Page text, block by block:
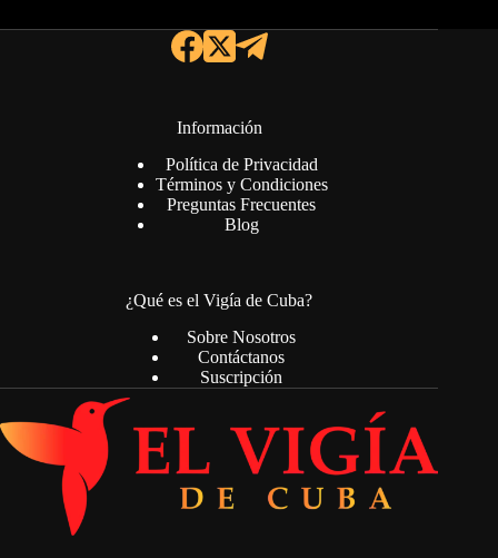
Información
Política de Privacidad
Términos y Condiciones
Preguntas Frecuentes
Blog
¿Qué es el Vigía de Cuba?
Sobre Nosotros
Contáctanos
Suscripción